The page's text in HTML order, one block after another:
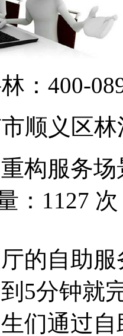
：400-
顺义区
构服务
：1127
自助服
5分钟就
们通过